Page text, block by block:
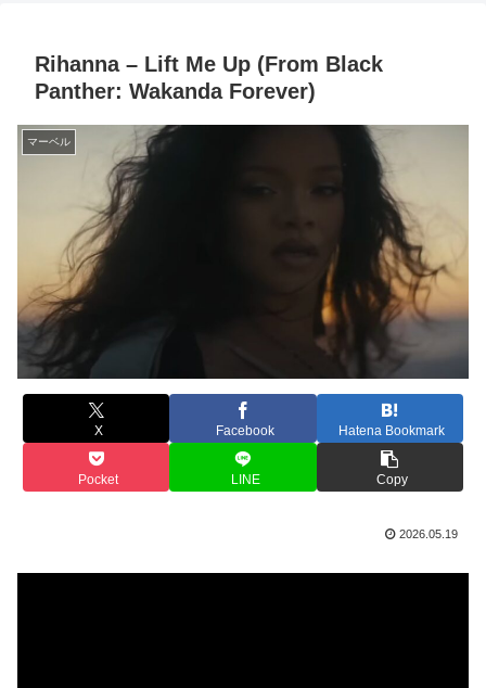
Rihanna – Lift Me Up (From Black
Panther: Wakanda Forever)
マーベル
X Facebook Hatena Bookmark
Pocket LINE Copy
2026.05.19